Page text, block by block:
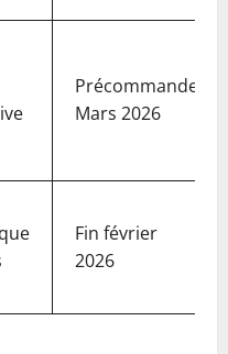
Précommande
Mars 2026
Fin février
2026